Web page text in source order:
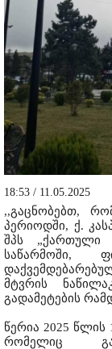
18:53 / 11.05.2025
,,გაცნობებთ,
პერიოდში, ქ.
შპს „ქართული
საწარმოში,
მტვრის
გადამეტების
წერია 2025
რომელიც